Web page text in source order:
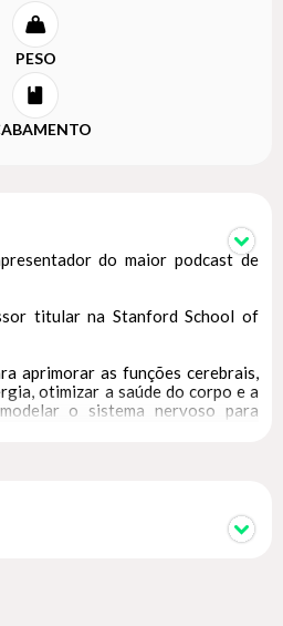
PESO
do maior podcast de
titular na Stanford School of
aprimorar as funções cerebrais,
otimizar a saúde do corpo e a
o sistema nervoso para